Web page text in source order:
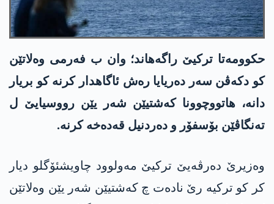
حکوومەتا ترکیێ راگه‌هاند؛ وان ب فەرمی وەلاتێن
كو دكه‌ڤن سه‌ر دەریایا رەش ئاگاهدار کرنە کو بریار
دانە، هاتووچوونا کەشتیێن شەر یێن رووسیایێ ل
تەنگاڤێن بۆسفۆر و ده‌ردنيل قەدەخە کرنە.
وەزیرێ دەرڤەیێ ترکیێ مه‌ولوود چاویشئۆگلو دیار
کر کو ترکیە رێ نادەت چ كه‌شتیێن شه‌ر یێن وه‌لاتێن